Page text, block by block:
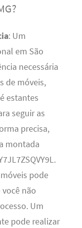
: Um
em São
necessária
de móveis,
estantes
seguir as
precisa,
montada
pode
não
Um
pode realizar